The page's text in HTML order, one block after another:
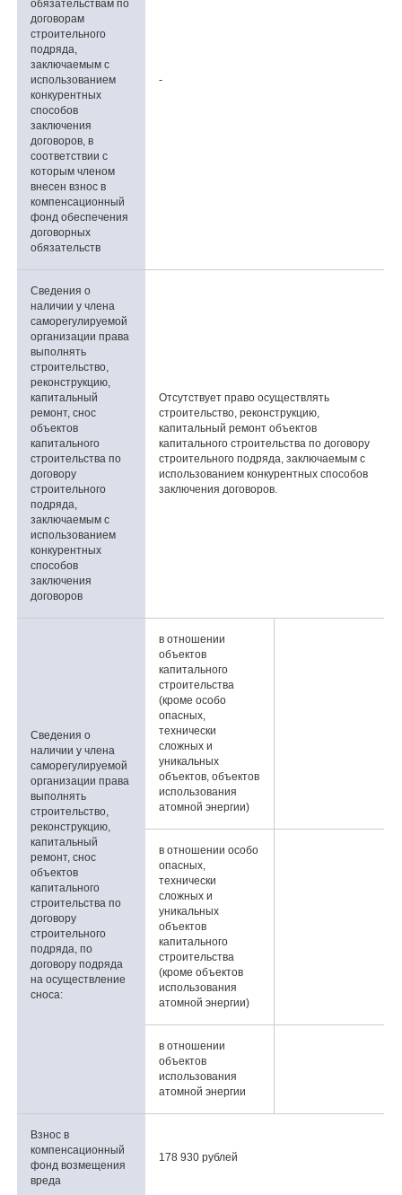
обязательствам по
договорам
строительного
подряда,
заключаемым с
использованием
конкурентных
способов
заключения
договоров, в
соответствии с
которым членом
внесен взнос в
компенсационный
фонд обеспечения
договорных
обязательств
-
Сведения о
наличии у члена
саморегулируемой
организации права
выполнять
строительство,
реконструкцию,
капитальный
ремонт, снос
объектов
капитального
строительства по
договору
строительного
подряда,
заключаемым с
использованием
конкурентных
способов
заключения
договоров
Отсутствует право осуществлять
строительство, реконструкцию,
капитальный ремонт объектов
капитального строительства по договору
строительного подряда, заключаемым с
использованием конкурентных способов
заключения договоров.
Сведения о
наличии у члена
саморегулируемой
организации права
выполнять
строительство,
реконструкцию,
капитальный
ремонт, снос
объектов
капитального
строительства по
договору
строительного
подряда, по
договору подряда
на осуществление
сноса:
в отношении
объектов
капитального
строительства
(кроме особо
опасных,
технически
сложных и
уникальных
объектов, объектов
использования
атомной энергии)
в отношении особо
опасных,
технически
сложных и
уникальных
объектов
капитального
строительства
(кроме объектов
использования
атомной энергии)
в отношении
объектов
использования
атомной энергии
Взнос в
компенсационный
фонд возмещения
вреда
178 930 рублей